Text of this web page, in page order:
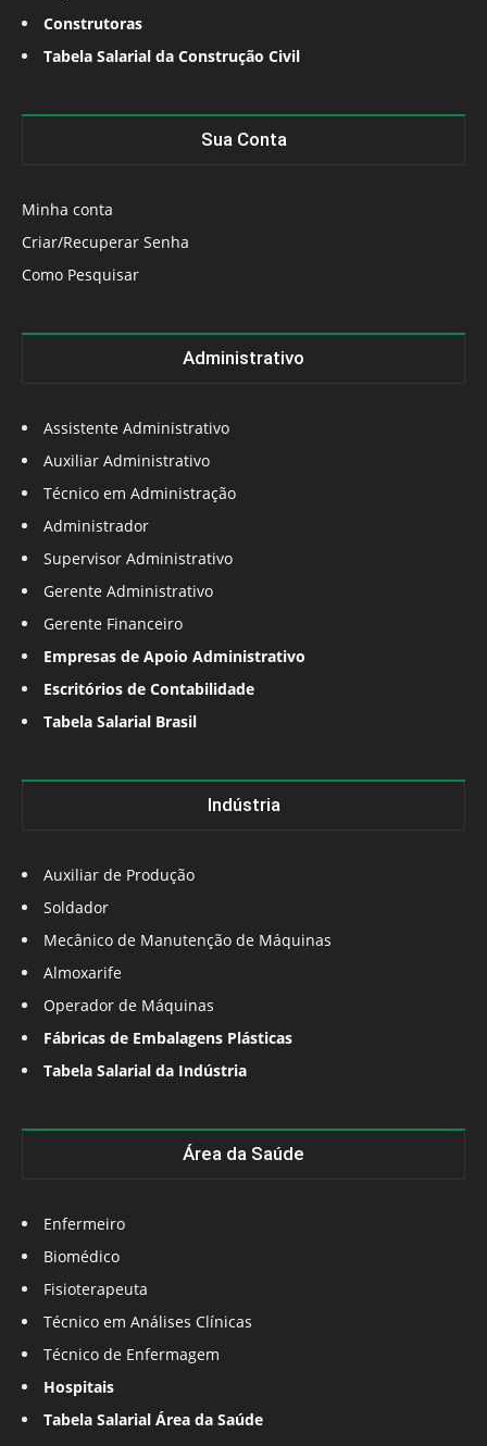
Construtoras
Tabela Salarial da Construção Civil
Sua Conta
Minha conta
Criar/Recuperar Senha
Como Pesquisar
Administrativo
Assistente Administrativo
Auxiliar Administrativo
Técnico em Administração
Administrador
Supervisor Administrativo
Gerente Administrativo
Gerente Financeiro
Empresas de Apoio Administrativo
Escritórios de Contabilidade
Tabela Salarial Brasil
Indústria
Auxiliar de Produção
Soldador
Mecânico de Manutenção de Máquinas
Almoxarife
Operador de Máquinas
Fábricas de Embalagens Plásticas
Tabela Salarial da Indústria
Área da Saúde
Enfermeiro
Biomédico
Fisioterapeuta
Técnico em Análises Clínicas
Técnico de Enfermagem
Hospitais
Tabela Salarial Área da Saúde